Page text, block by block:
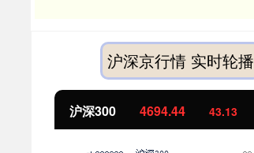
沪深京行情 实时轮播
北证50 1134.24 11.37